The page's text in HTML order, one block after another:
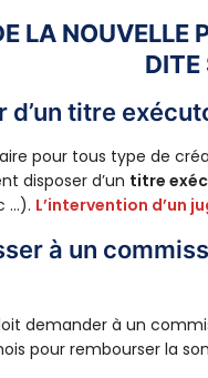
LA NOUVELLE
DITE
d’un titre
pour tous type de
disposer d’un titre
…). L’intervention d’un
à un
demander à un
pour rembourser la